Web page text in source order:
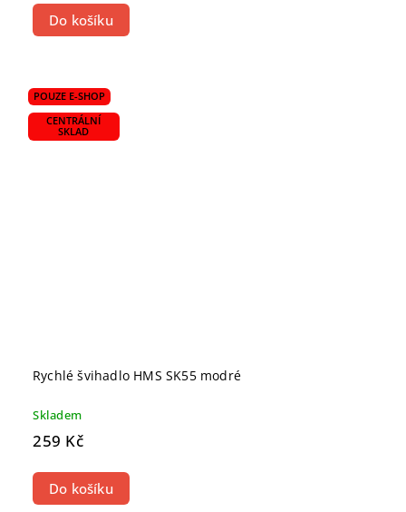
Do košíku
POUZE E-SHOP
CENTRÁLNÍ
SKLAD
Rychlé švihadlo HMS SK55 modré
Skladem
259 Kč
Do košíku